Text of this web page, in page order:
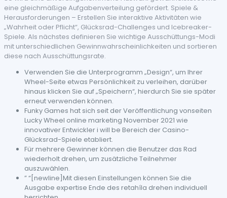
eine gleichmäßige Aufgabenverteilung gefördert. Spiele &
Herausforderungen – Erstellen Sie interaktive Aktivitäten wie
„Wahrheit oder Pflicht“, Glücksrad-Challenges und Icebreaker-
Spiele. Als nächstes definieren Sie wichtige Ausschüttungs-Modi
mit unterschiedlichen Gewinnwahrscheinlichkeiten und sortieren
diese nach Ausschüttungsrate.
Verwenden Sie die Unterprogramm „Design“, um Ihrer
Wheel-Seite etwas Persönlichkeit zu verleihen, darüber
hinaus klicken Sie auf „Speichern“, hierdurch Sie sie später
erneut verwenden können.
Funky Games hat sich seit der Veröffentlichung vonseiten
Lucky Wheel online marketing November 2021 wie
innovativer Entwickler i will be Bereich der Casino-
Glücksrad-Spiele etabliert.
Für mehrere Gewinner können die Benutzer das Rad
wiederholt drehen, um zusätzliche Teilnehmer
auszuwählen.
” “[newline]Mit diesen Einstellungen können Sie die
Ausgabe expertise Ende des retahíla drehen individuell